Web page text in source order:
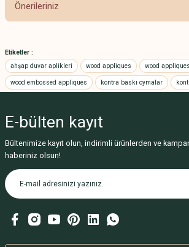
Önerileriniz
yetersiz gördüğünüz noktaları öneri formunu
iletebilirsiniz.
Görüş ve önerileriniz için teşekkür ederiz.
Ürün açıklamasında eksik bilgiler bulunuyor.
Ürün bilgilerinde hatalar bulunuyor.
Ürün fiyatı diğer sitelerden daha pahalı.
Etiketler :
ahşap duvar aplikleri
wood appliques wood
wood embossed appliques kontra baskı oymalar
E-bülten kayıt
Bültenimize kayıt olun, indirimli ürünlerden ve
haberiniz olsun!